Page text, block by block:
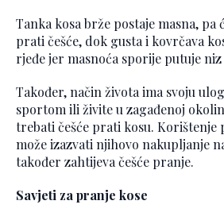
Tanka kosa brže postaje masna, pa
prati češće, dok gusta i kovrčava
rjeđe jer masnoća sporije putuje niz
Također, način života ima svoju
sportom ili živite u zagađenoj
trebati češće prati kosu. Korištenje
može izazvati njihovo nakupljanje
također zahtijeva češće pranje.
Savjeti za pranje kose